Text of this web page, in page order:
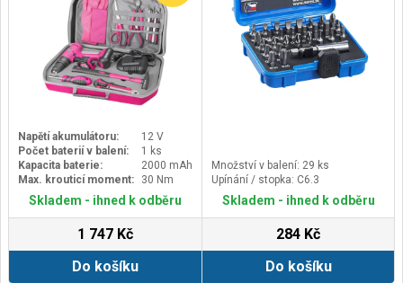
Napětí akumulátoru:
12 V
Počet baterií v balení:
1 ks
Kapacita baterie:
2000 mAh
Max. krouticí moment:
30 Nm
Skladem - ihned k odběru
1 747 Kč
Do košíku
Množství v balení: 29 ks
Upínání / stopka: C6.3
Skladem - ihned k odběru
284 Kč
Do košíku